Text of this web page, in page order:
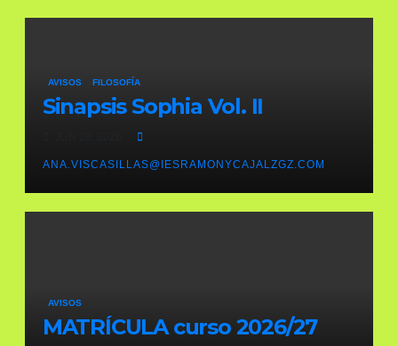
AVISOS FILOSOFÍA
Sinapsis Sophia Vol. II
ANA.VISCASILLAS@IESRAMONYCAJALZGZ.COM
AVISOS
MATRÍCULA curso 2026/27